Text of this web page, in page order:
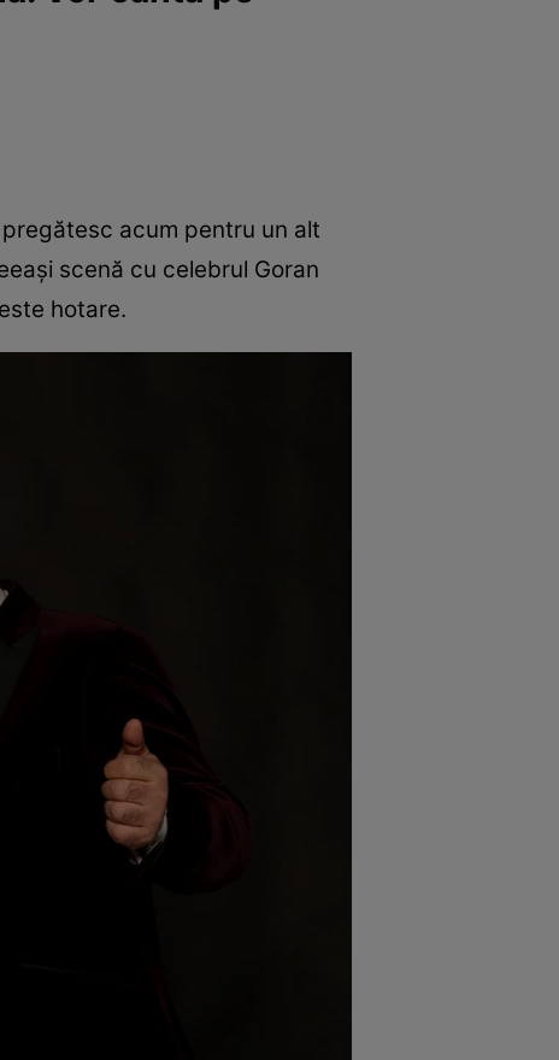
acum pentru un alt
scenă cu celebrul Goran
hotare.